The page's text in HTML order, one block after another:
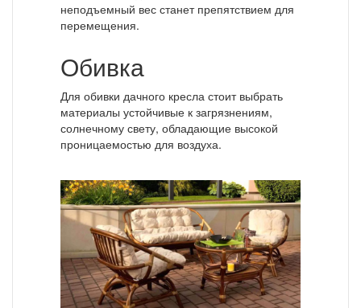
неподъемный вес станет препятствием для
перемещения.
Обивка
Для обивки дачного кресла стоит выбрать
материалы устойчивые к загрязнениям,
солнечному свету, обладающие высокой
проницаемостью для воздуха.